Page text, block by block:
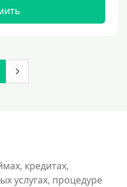
кредитах,
услугах, процедуре